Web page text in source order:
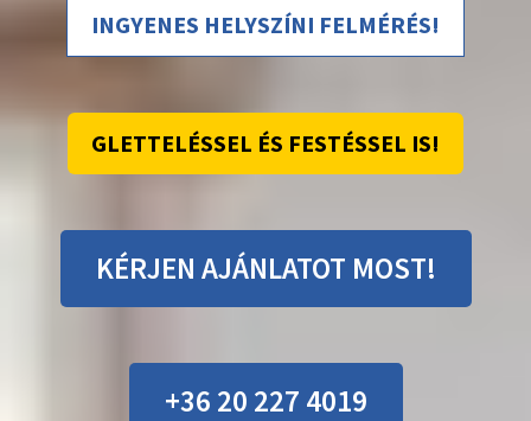
INGYENES HELYSZÍNI FELMÉRÉS!
GLETTELÉSSEL ÉS FESTÉSSEL IS!
KÉRJEN AJÁNLATOT MOST!
+36 20 227 4019